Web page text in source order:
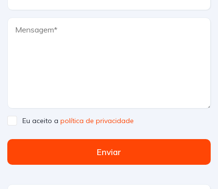
Eu aceito a política de privacidade
Enviar